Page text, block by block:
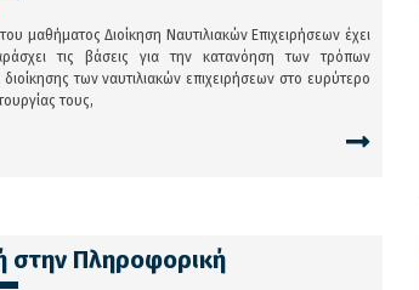
μαθήματος Διοίκηση Ναυτιλιακών Επιχειρήσεων έχει
τις βάσεις για την κατανόηση των τρόπων
των ναυτιλιακών επιχειρήσεων στο ευρύτερο
τους,
στην Πληροφορική